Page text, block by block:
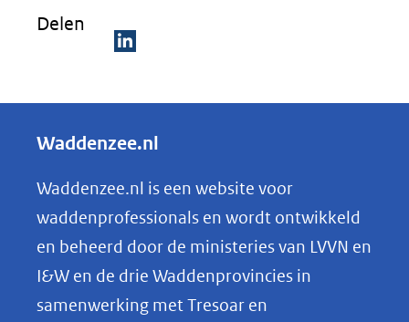
Delen
e
e
n
o
p
Waddenzee.nl
Waddenzee.nl is een website voor
waddenprofessionals en wordt ontwikkeld
en beheerd door de ministeries van LVVN en
I&W en de drie Waddenprovincies in
samenwerking met Tresoar en